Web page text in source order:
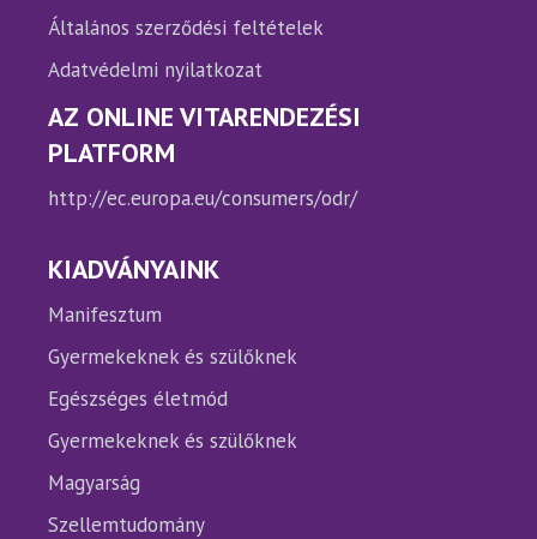
Általános szerződési feltételek
Adatvédelmi nyilatkozat
AZ ONLINE VITARENDEZÉSI
PLATFORM
http://ec.europa.eu/consumers/odr/
KIADVÁNYAINK
Manifesztum
Gyermekeknek és szülőknek
Egészséges életmód
Gyermekeknek és szülőknek
Magyarság
Szellemtudomány